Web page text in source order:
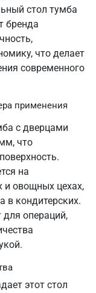
стол тумба
бренда
что делает
современного
применения
с дверцами
что
на
и овощных цехах,
в кондитерских.
для операций,
этот стол